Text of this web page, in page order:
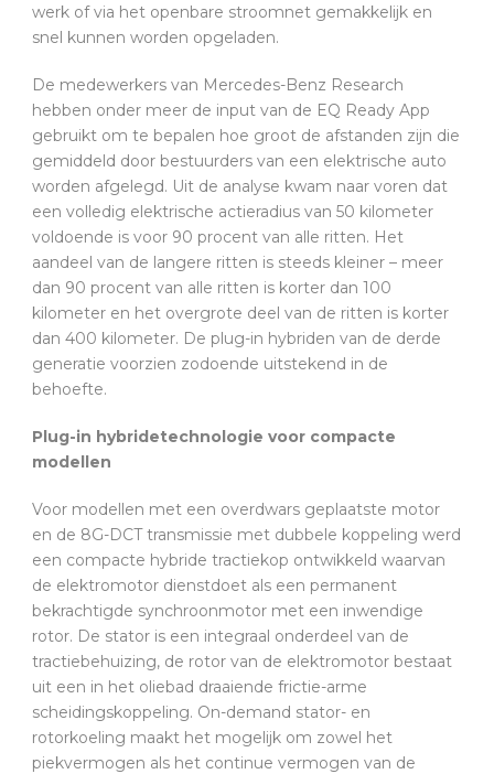
werk of via het openbare stroomnet gemakkelijk en
snel kunnen worden opgeladen.
De medewerkers van Mercedes-Benz Research
hebben onder meer de input van de EQ Ready App
gebruikt om te bepalen hoe groot de afstanden zijn die
gemiddeld door bestuurders van een elektrische auto
worden afgelegd. Uit de analyse kwam naar voren dat
een volledig elektrische actieradius van 50 kilometer
voldoende is voor 90 procent van alle ritten. Het
aandeel van de langere ritten is steeds kleiner – meer
dan 90 procent van alle ritten is korter dan 100
kilometer en het overgrote deel van de ritten is korter
dan 400 kilometer. De plug-in hybriden van de derde
generatie voorzien zodoende uitstekend in de
behoefte.
Plug-in hybridetechnologie voor compacte
modellen
Voor modellen met een overdwars geplaatste motor
en de 8G-DCT transmissie met dubbele koppeling werd
een compacte hybride tractiekop ontwikkeld waarvan
de elektromotor dienstdoet als een permanent
bekrachtigde synchroonmotor met een inwendige
rotor. De stator is een integraal onderdeel van de
tractiebehuizing, de rotor van de elektromotor bestaat
uit een in het oliebad draaiende frictie-arme
scheidingskoppeling. On-demand stator- en
rotorkoeling maakt het mogelijk om zowel het
piekvermogen als het continue vermogen van de